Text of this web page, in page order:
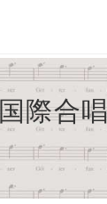
際合